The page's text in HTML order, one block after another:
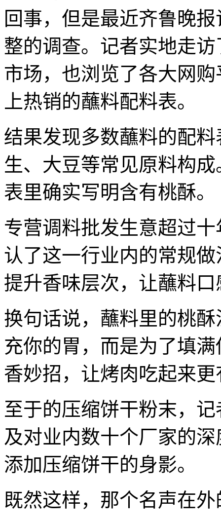
回事，但是最近齐鲁晚
整的调查。记者实地走
市场，也浏览了各大网
上热销的蘸料配料表。
结果发现多数蘸料的配
生、大豆等常见原料构
表里确实写明含有桃酥。
专营调料批发生意超过
认了这一行业内的常规
提升香味层次，让蘸料
换句话说，蘸料里的桃
充你的胃，而是为了填
香妙招，让烤肉吃起来
至于的压缩饼干粉末，
及对业内数十个厂家的
添加压缩饼干的身影。
既然这样，那个名声在